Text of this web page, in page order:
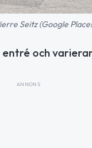
Seitz (Google
och
ANNONS